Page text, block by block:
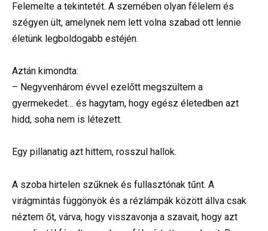
Felemelte a tekintetét. A szemében olyan félelem és
szégyen ült, amelynek nem lett volna szabad ott lennie
életünk legboldogabb estéjén.
Aztán kimondta:
– Negyvenhárom évvel ezelőtt megszültem a
gyermekedet… és hagytam, hogy egész életedben azt
hidd, soha nem is létezett.
Egy pillanatig azt hittem, rosszul hallok.
A szoba hirtelen szűknek és fullasztónak tűnt. A
virágmintás függönyök és a rézlámpák között állva csak
néztem őt, várva, hogy visszavonja a szavait, hogy azt